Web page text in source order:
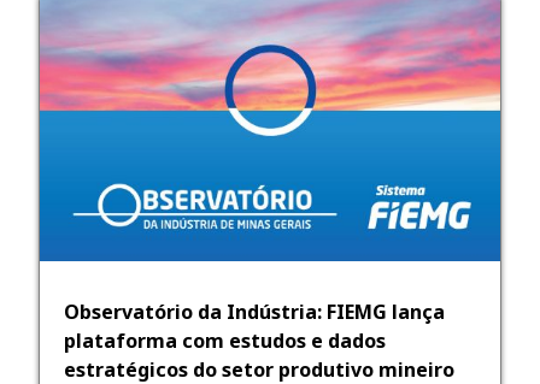
Observatório da Indústria: FIEMG lança
plataforma com estudos e dados
estratégicos do setor produtivo mineiro